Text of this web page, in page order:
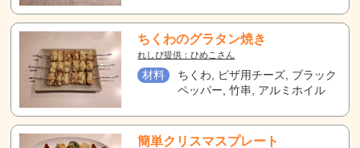
ちくわのグラタン焼き
れしぴ提供：ひめこさん
材料
ちくわ, ピザ用チーズ, ブラック
ペッパー, 竹串, アルミホイル
簡単クリスマスプレート